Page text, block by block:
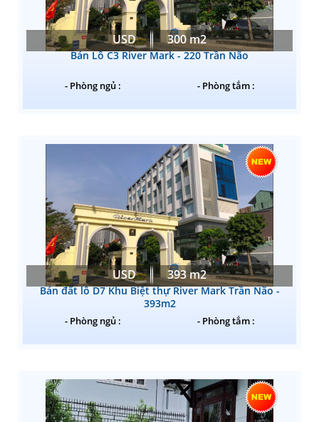
USD 300 m2
Bán Lô C3 River Mark - 220 Trần Não
- Phòng ngủ : - Phòng tắm :
USD 393 m2
Bán đất lô D7 Khu Biệt thự River Mark Trần Não -
393m2
- Phòng ngủ : - Phòng tắm :